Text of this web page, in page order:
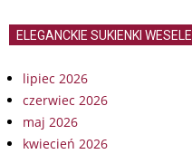
ELEGANCKIE SUKIENKI WESELE
lipiec 2026
czerwiec 2026
maj 2026
kwiecień 2026